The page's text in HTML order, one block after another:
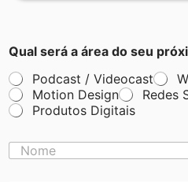
Qual será a área do seu
Podcast / Videocast
Motion Design
Redes
Produtos Digitais
N
o